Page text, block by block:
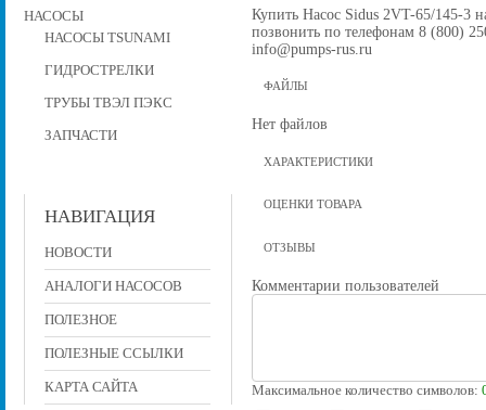
НАСОСЫ
НАСОСЫ TSUNAMI
ГИДРОСТРЕЛКИ
ТРУБЫ ТВЭЛ ПЭКС
ЗАПЧАСТИ
НАВИГАЦИЯ
НОВОСТИ
АНАЛОГИ НАСОСОВ
ПОЛЕЗНОЕ
ПОЛЕЗНЫЕ ССЫЛКИ
КАРТА САЙТА
Купить Насос Sidus 2VT-65/145-3
позвонить по телефонам 8 (800)
info@pumps-rus.ru
ФАЙЛЫ
Нет файлов
ХАРАКТЕРИСТИКИ
ОЦЕНКИ ТОВАРА
ОТЗЫВЫ
Комментарии пользователей
Максимальное количество символов: